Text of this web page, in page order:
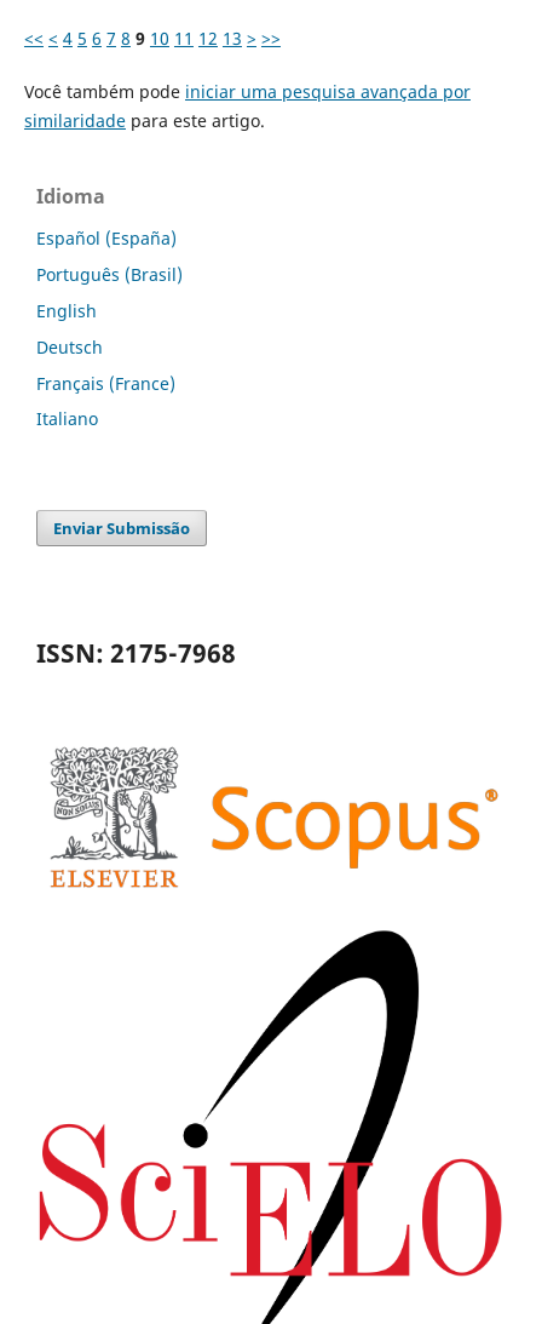
<< < 4 5 6 7 8 9 10 11 12 13 > >>
Você também pode iniciar uma pesquisa avançada por
similaridadepara este artigo.
Idioma
Español (España)
Português (Brasil)
English
Deutsch
Français (France)
Italiano
Enviar Submissão
ISSN: 2175-7968